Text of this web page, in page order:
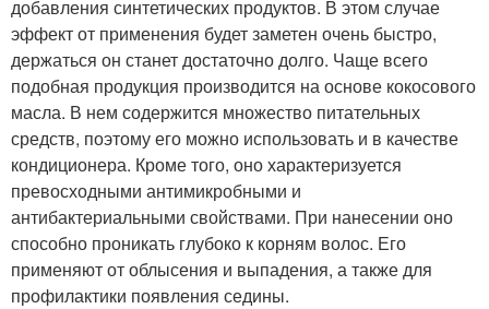
Базовое масло Кокосовое масло
Миндальное масло Касторовое масло
Масло от выпадения
добавления синтетических продуктов. В этом случае
эффект от применения будет заметен очень быстро,
держаться он станет достаточно долго. Чаще всего
подобная продукция производится на основе кокосового
масла. В нем содержится множество питательных
средств, поэтому его можно использовать и в качестве
кондиционера. Кроме того, оно характеризуется
превосходными антимикробными и
антибактериальными свойствами. При нанесении оно
способно проникать глубоко к корням волос. Его
применяют от облысения и выпадения, а также для
профилактики появления седины.